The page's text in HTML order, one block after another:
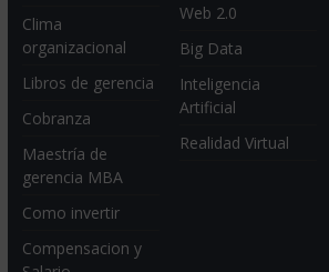
Clima
organizacional
Libros de gerencia
Cobranza
Maestría de
gerencia MBA
Como invertir
Compensacion y
Web 2.0
Big Data
Inteligencia
Artificial
Realidad Virtual